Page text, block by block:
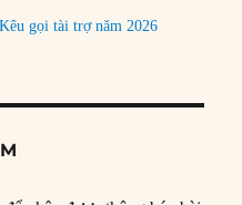
gọi tài trợ năm 2026